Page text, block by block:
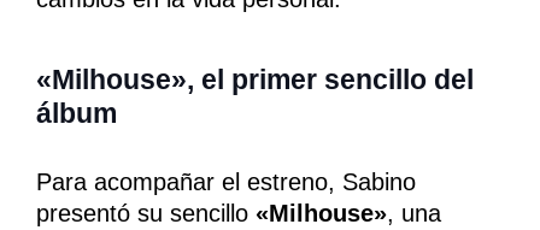
«Milhouse», el primer sencillo del
álbum
Para acompañar el estreno, Sabino
presentó su sencillo «Milhouse», una